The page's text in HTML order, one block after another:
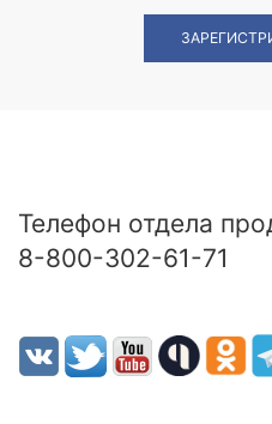
Телефон отдела
8-800-302-61-71